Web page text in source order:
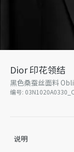
Dior 印花领结
黑色桑蚕丝面料
编号:
说明